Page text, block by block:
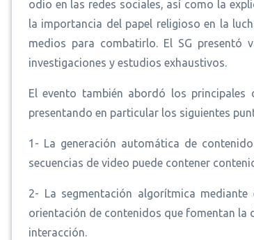
odio en las redes sociales, así como la
la importancia del papel religioso en la
medios para combatirlo. El SG presentó
investigaciones y estudios exhaustivos.
El evento también abordó los principales
presentando en particular los siguientes
1- La generación automática de
secuencias de video puede contener
2- La segmentación algorítmica
orientación de contenidos que fomentan la
interacción.